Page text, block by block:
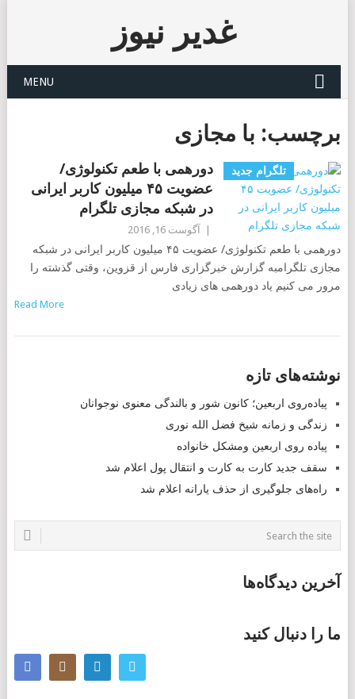
غدیر نیوز
MENU
برچسب: با مجازی
تلگرام جدید
دورهمی با طعم تکنولوژی/
عضویت ۴۵ میلیون کاربر ایرانی
در شبکه مجازی تلگرام
آگوست 16, 2016
دورهمی با طعم تکنولوژی/ عضویت ۴۵ میلیون کاربر ایرانی در شبکه
مجازی تلگرامبه گزارش خبرگزاری فارس از قزوین، وقتی گذشته را
مرور می کنیم یاد دورهمی های زیادی
Read More
POSTS
NAVIGATION
نوشته‌های تازه
پیاده‌روی اربعین؛ کانون شور و بالندگی معنوی نوجوانان
زندگی و زمانه شیخ فضل الله نوری
پیاده روی اربعین ومشکل خانواده
سقف جدید کارت به کارت و انتقال پول اعلام شد
راه‌های جلوگیری از حذف یارانه اعلام شد
آخرین دیدگاه‌ها
ما را دنبال کنید